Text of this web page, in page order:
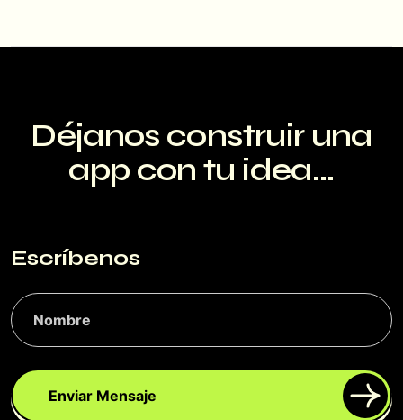
Déjanos construir una
app con tu idea...
Escríbenos
Enviar Mensaje